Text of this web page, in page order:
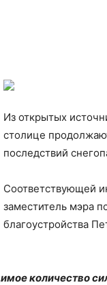
Из открытых
столице
последствий
Соответствующей
заместитель мэра
благоустройства
количество